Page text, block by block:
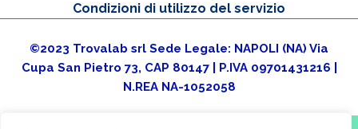
Condizioni di utilizzo del servizio
©2023 Trovalab srl Sede Legale: NAPOLI (NA) Via
Cupa San Pietro 73, CAP 80147 | P.IVA 09701431216 |
N.REA NA-1052058